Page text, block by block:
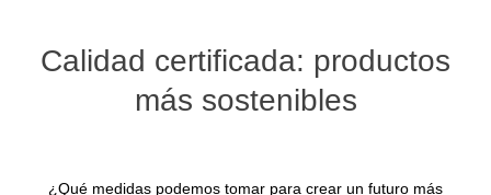
Calidad certificada: productos
más sostenibles
¿Qué medidas podemos tomar para crear un futuro más